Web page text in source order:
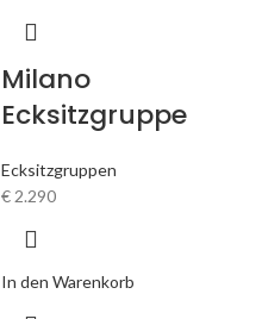
Milano
Ecksitzgruppe
Ecksitzgruppen
€2.290
In den Warenkorb